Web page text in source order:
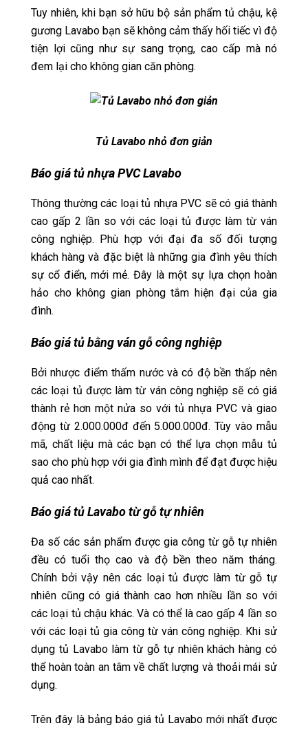
Tuy nhiên, khi bạn sở hữu bộ sản phẩm tủ chậu, kệ
gương Lavabo bạn sẽ không cảm thấy hối tiếc vì độ
tiện lợi cũng như sự sang trọng, cao cấp mà nó
đem lại cho không gian căn phòng.
Tủ Lavabo nhỏ đơn giản
Báo giá tủ nhựa PVC Lavabo
Thông thường các loại tủ nhựa PVC sẽ có giá thành
cao gấp 2 lần so với các loại tủ được làm từ ván
công nghiệp. Phù hợp với đại đa số đối tượng
khách hàng và đặc biệt là những gia đình yêu thích
sự cổ điển, mới mẻ. Đây là một sự lựa chọn hoàn
hảo cho không gian phòng tắm hiện đại của gia
đình.
Báo giá tủ bằng ván gỗ công nghiệp
Bởi nhược điểm thấm nước và có độ bền thấp nên
các loại tủ được làm từ ván công nghiệp sẽ có giá
thành rẻ hơn một nửa so với tủ nhựa PVC và giao
động từ 2.000.000đ đến 5.000.000đ. Tùy vào mẫu
mã, chất liệu mà các bạn có thể lựa chọn mẫu tủ
sao cho phù hợp với gia đình mình để đạt được hiệu
quả cao nhất.
Báo giá tủ Lavabo từ gỗ tự nhiên
Đa số các sản phẩm được gia công từ gỗ tự nhiên
đều có tuổi thọ cao và độ bền theo năm tháng.
Chính bởi vậy nên các loại tủ được làm từ gỗ tự
nhiên cũng có giá thành cao hơn nhiều lần so với
các loại tủ chậu khác. Và có thể là cao gấp 4 lần so
với các loại tủ gia công từ ván công nghiệp. Khi sử
dụng tủ Lavabo làm từ gỗ tự nhiên khách hàng có
thể hoàn toàn an tâm về chất lượng và thoải mái sử
dụng.
Trên đây là bảng báo giá tủ Lavabo mới nhất được